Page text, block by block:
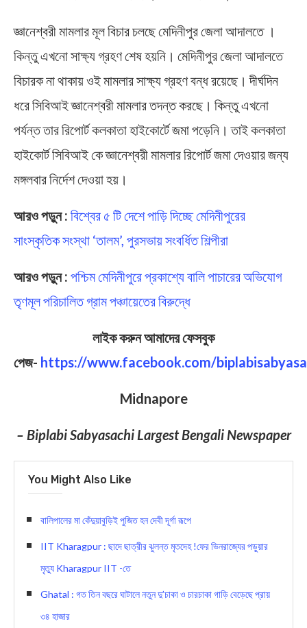
জ্ঞানেশ্বরী মামলার মূল বিচার চলছে মেদিনীপুর জেলা আদালতে ।
কিন্তু এখনো সাক্ষ্য গ্রহণ শেষ হয়নি। মেদিনীপুর জেলা আদালতে
বিচারক না থাকায় ওই মামলার সাক্ষ্য গ্রহণ বন্ধ রয়েছে। দীর্ঘদিন
ধরে সিবিআই জ্ঞানেশ্বরী মামলার তদন্ত করছে। কিন্তু এখনো
পর্যন্ত তার রিপোর্ট কলকাতা হাইকোর্টে জমা পড়েনি। তাই কলকাতা
হাইকোর্ট সিবিআই কে জ্ঞানেশ্বরী মামলার রিপোর্ট জমা দেওয়ার জন্য
মঙ্গলবার নির্দেশ দেওয়া হয়।
আরও পড়ুন : বিশ্বের ৫ টি দেশে পাড়ি দিচ্ছে মেদিনীপুরের
সাংস্কৃতিক সংস্থা ‘তালম’, পুরসভায় সংবর্ধিত শিল্পীরা
আরও পড়ুন : পশ্চিম মেদিনীপুরে প্রকাশ্যে বালি পাচারের অভিযোগ
তৃণমূল পরিচালিত গ্রাম পঞ্চায়েতের বিরুদ্ধে
লাইক করুন আমাদের ফেসবুক
পেজ- https://www.facebook.com/
Midnapore
– Biplabi Sabyasachi Largest Bengali Newspaper
You Might Also Like
বালিপালের মা কেঁদুয়াবুড়িই পুজিত হন দেবী দূর্গা রূপে
IIT Kharagpur : ছাদে ছাত্রীর ঝুলন্ত মৃতদেহ !ফের ভিনরাজ্যের পড়ুয়ার
মৃত্যু Kharagpur IIT -তে
Ghatal : গত তিন বছরে ঘাটালে নতুন দু’চাকা ও চারচাকা গাড়ি বেড়েছে প্রায়
৩৪ হাজার